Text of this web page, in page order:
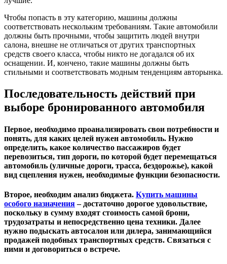
Чтобы попасть в эту категорию, машины должны
соответствовать нескольким требованиям. Такие автомобили
должны быть прочными, чтобы защитить людей внутри
салона, внешне не отличаться от других транспортных
средств своего класса, чтобы никто не догадался об их
оснащении. И, кончено, такие машины должны быть
стильными и соответствовать модным тенденциям авторынка.
Последовательность действий при
выборе бронированного автомобиля
Первое, необходимо проанализировать свои потребности и
понять, для каких целей нужен автомобиль. Нужно
определить, какое количество пассажиров будет
перевозиться, тип дороги, по которой будет перемещаться
автомобиль (уличные дороги, трасса, бездорожье), какой
вид сцепления нужен, необходимые функции безопасности.
Второе, необходим анализ бюджета. Купить машины
особого назначения– достаточно дорогое удовольствие,
поскольку в сумму входят стоимость самой брони,
трудозатраты и непосредственно цена техники. Далее
нужно подыскать автосалон или дилера, занимающийся
продажей подобных транспортных средств. Связаться с
ними и договориться о встрече.